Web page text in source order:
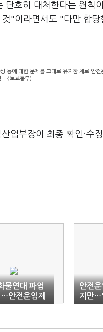
호히 대처한다는 원칙
"이라면서도 "다만 합
등에 대한 문제를 그대로 유지한 채로 안
=국토교통부)
업부장이 최종 확인·수
물연대 파업
…안전운임제
안전
지만
여전